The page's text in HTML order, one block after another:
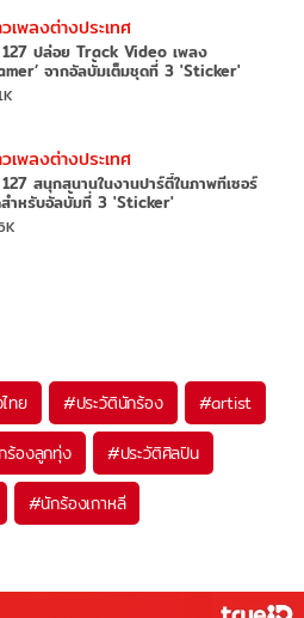
เพลงต่างประเทศ
ปล่อย Track Video เพลง
จากอัลบั้มเต็มชุดที่ 3 'Sticker'
เพลงต่างประเทศ
สนุกสนานในงานปาร์ตี้ในภาพทีเซอร์
ำหรับอัลบั้มที่ 3 'Sticker'
ทย #ประวัตินักร้อง #artist
ร้องลูกทุ่ง #ประวัติศิลปิน
#นักร้องเกาหลี